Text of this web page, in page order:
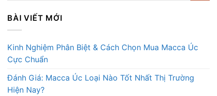
BÀI VIẾT MỚI
Kinh Nghiệm Phân Biệt & Cách Chọn Mua Macca Úc
Cực Chuẩn
Đánh Giá: Macca Úc Loại Nào Tốt Nhất Thị Trường
Hiện Nay?